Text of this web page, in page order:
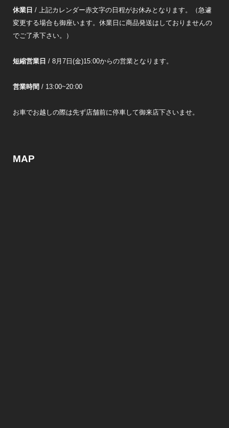
休業日 / 上記カレンダー赤文字の日程がお休みとなります。（急遽
変更する場合も御座います。休業日に商品発送はしておりませんの
でご了承下さい。）
短縮営業日 / 8月7日(金)15:00からの営業となります。
営業時間 / 13:00~20:00
お車でお越しの際は先ず店舗前に停車して御来店下さいませ。
MAP